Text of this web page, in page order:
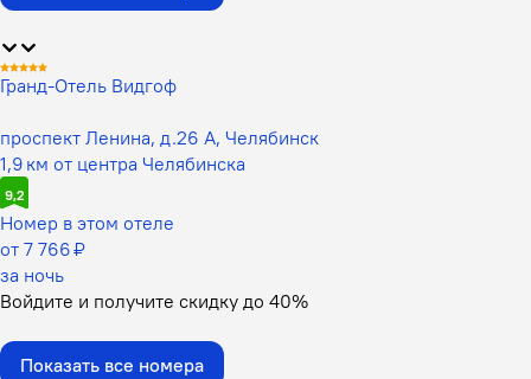
Гранд-Отель Видгоф
проспект Ленина, д.26 А, Челябинск
1,9 км от центра Челябинска
9,2
Номер в этом отеле
от 7 766 ₽
за ночь
Войдите и получите скидку до 40%
Показать все номера